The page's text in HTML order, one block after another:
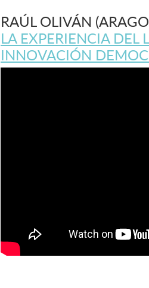
RAÚL OLIVÁN
LA EXPERIENCIA DEL
INNOVACIÓN